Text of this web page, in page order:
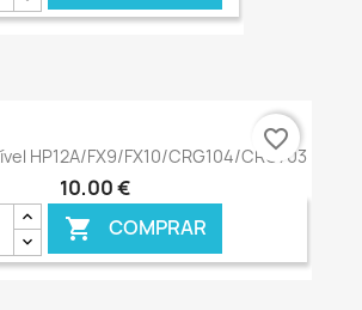
HP12A/FX9/FX10/CRG104/CRG703
10,00 €
 COMPRAR
favorite_border